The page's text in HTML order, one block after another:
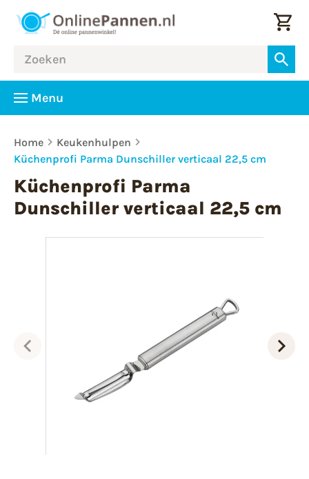
Menu
Home
Keukenhulpen
Küchenprofi Parma Dunschiller verticaal 22,5 cm
Küchenprofi Parma
Dunschiller verticaal 22,5 cm